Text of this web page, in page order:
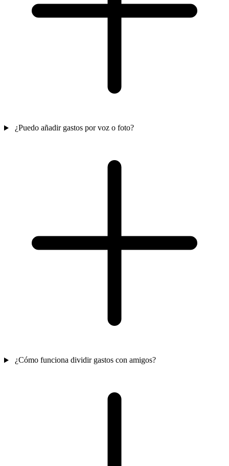
¿Puedo añadir gastos por voz o foto?
¿Cómo funciona dividir gastos con amigos?